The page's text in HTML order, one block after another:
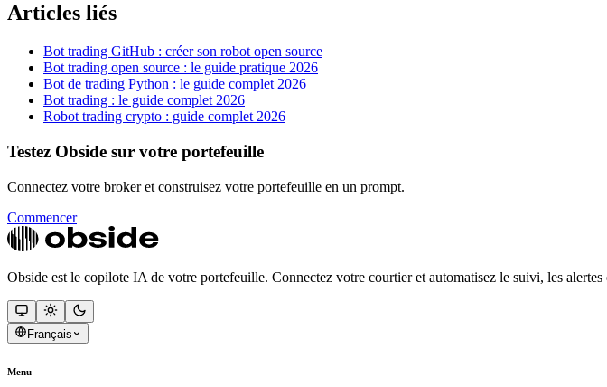
Articles liés
Bot trading GitHub : créer son robot open source
Bot trading open source : le guide pratique 2026
Bot de trading Python : le guide complet 2026
Bot trading : le guide complet 2026
Robot trading crypto : guide complet 2026
Testez Obside sur votre portefeuille
Connectez votre broker et construisez votre portefeuille en un prompt.
Commencer
Obside est le copilote IA de votre portefeuille. Connectez votre courtier et automatisez le suivi, les alertes
Français
Menu